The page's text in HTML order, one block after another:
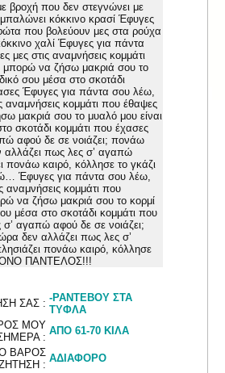
βροχή που δεν στεγνώνει με
κόκκινο κρασί Έφυγες
που βολεύουν μες στα ρούχα
χαλί Έφυγες για πάντα
μες στις αναμνήσεις κομμάτι
μπορώ να ζήσω μακριά σου το
σου μέσα στο σκοτάδι
Έφυγες για πάντα σου λέω,
αναμνήσεις κομμάτι που έθαψες
μακριά σου το μυαλό μου είναι
σκοτάδι κομμάτι που έχασες
αφού δε σε νοιάζει; πονάω
αλλάζει πως λες σ’ αγαπώ
πονάω καιρό, κόλλησε το γκάζι
Έφυγες για πάντα σου λέω,
αναμνήσεις κομμάτι που
να ζήσω μακριά σου το κορμί
μέσα στο σκοτάδι κομμάτι που
αγαπώ αφού δε σε νοιάζει;
δεν αλλάζει πως λες σ’
πονάω καιρό, κόλλησε
ΠΑΝΤΕΛΟΣ!!!
ΣΑΣ : -ΡΑΝΤΕΒΟΥ ΣΤΑ
ΤΥΦΛΑ
ΜΟΥ
:
ΑΠΟ 61-70 ΚΙΛΑ
ΒΑΡΟΣ
:
ΑΔΙΑΦΟΡΟ